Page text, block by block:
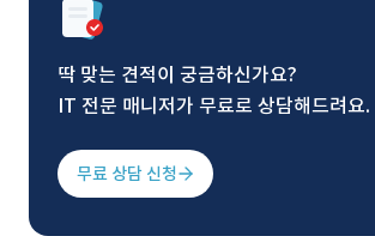
딱 맞는 견적이 궁금하신가요?
IT 전문 매니저가 무료로 상담해드려요.
무료 상담 신청